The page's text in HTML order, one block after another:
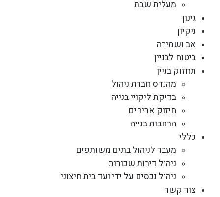
מעלית שבת
גינון
ניקיון
אב ושמירה
ביטוח לבניין
תחזוק בניין
מהנדס חברת ניהול
בדיקת ליקויי בנייה
חיזוק אריחים
הרחבות בנייה
כללי
מעבר לניהול בתים משותפים
ניהול דירות שכורות
ניהול נכסים על ידי ועד בית חיצוני
צור קשר